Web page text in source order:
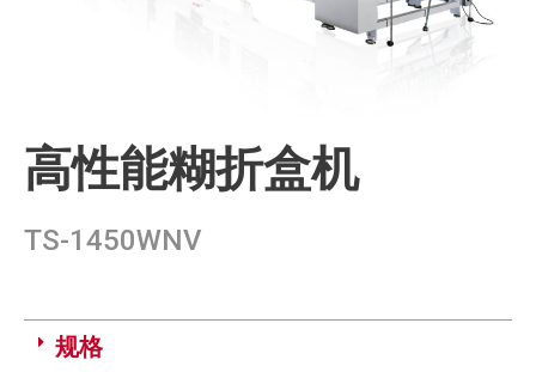
高性能糊折盒机
TS-1450WNV
规格